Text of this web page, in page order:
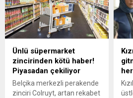
Ünlü süpermarket
zincirinden kötü haber!
Piyasadan çekiliyor
Belçika merkezli perakende
zinciri Colruyt, artan rekabet